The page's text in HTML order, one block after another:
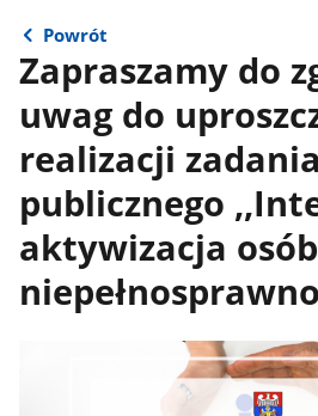
Powrót
Zapraszamy do
uwag do
realizacji zadania
publicznego
aktywizacja